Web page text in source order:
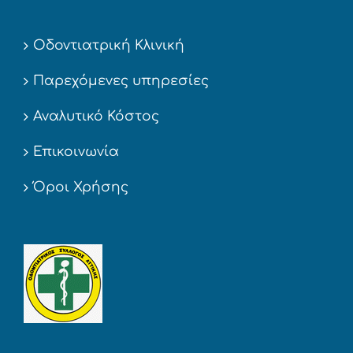
Οδοντιατρική Κλινική
Παρεχόμενες υπηρεσίες
Αναλυτικό Κόστος
Επικοινωνία
Όροι Χρήσης